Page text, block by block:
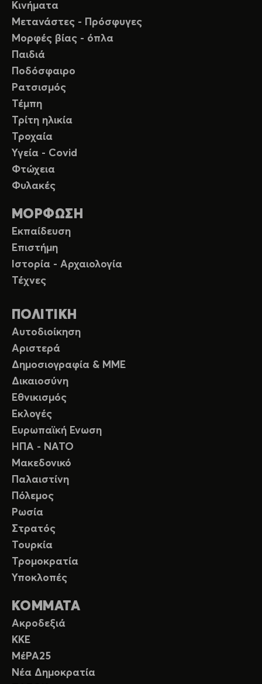
Κινήματα
Μετανάστες - Πρόσφυγες
Μορφές βίας - όπλα
Παιδιά
Ποδόσφαιρο
Ρατσισμός
Τέμπη
Τρίτη ηλικία
Τροχαία
Υγεία - Covid
Φτώχεια
Φυλακές
ΜΟΡΦΩΣΗ
Εκπαίδευση
Επιστήμη
Ιστορία - Αρχαιολογία
Τέχνες
ΠΟΛΙΤΙΚΗ
Αυτοδιοίκηση
Αριστερά
Δημοσιογραφία & ΜΜΕ
Δικαιοσύνη
Εθνικισμός
Εκλογές
Ευρωπαϊκή Ενωση
ΗΠΑ - ΝΑΤΟ
Μακεδονικό
Παλαιστίνη
Πόλεμος
Ρωσία
Στρατός
Τουρκία
Τρομοκρατία
Υποκλοπές
ΚΟΜΜΑΤΑ
Ακροδεξιά
ΚΚΕ
ΜέΡΑ25
Νέα Δημοκρατία